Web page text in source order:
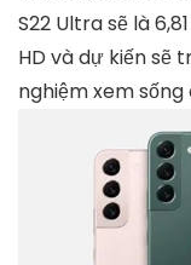
S22 Ultra sẽ là
HD và dự kiến ​​sẽ
nghiệm xem sống